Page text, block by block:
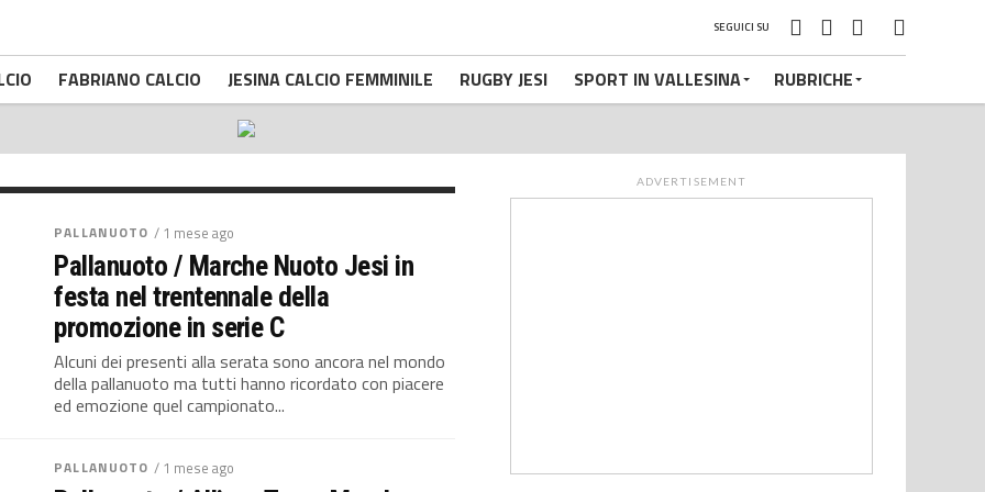
SEGUICI SU
FABRIANO CALCIO JESINA CALCIO FEMMINILE RUGBY JESI SPORT IN VALLESINA RUBRICHE
Team Marche
master 30+
lasciato alle loro spalle la Sis Roma, Napoli Lions,
23 luglio 2026 – Team Marche...
PALLANUOTO / 1 mese ago
Pallanuoto / Marche Nuoto Jesi in
festa nel trentennale della
promozione in serie C
Alcuni dei presenti alla serata sono ancora nel mondo
della pallanuoto ma tutti hanno ricordato con piacere
ed emozione quel campionato...
PALLANUOTO / 1 mese ago
ADVERTISEMENT